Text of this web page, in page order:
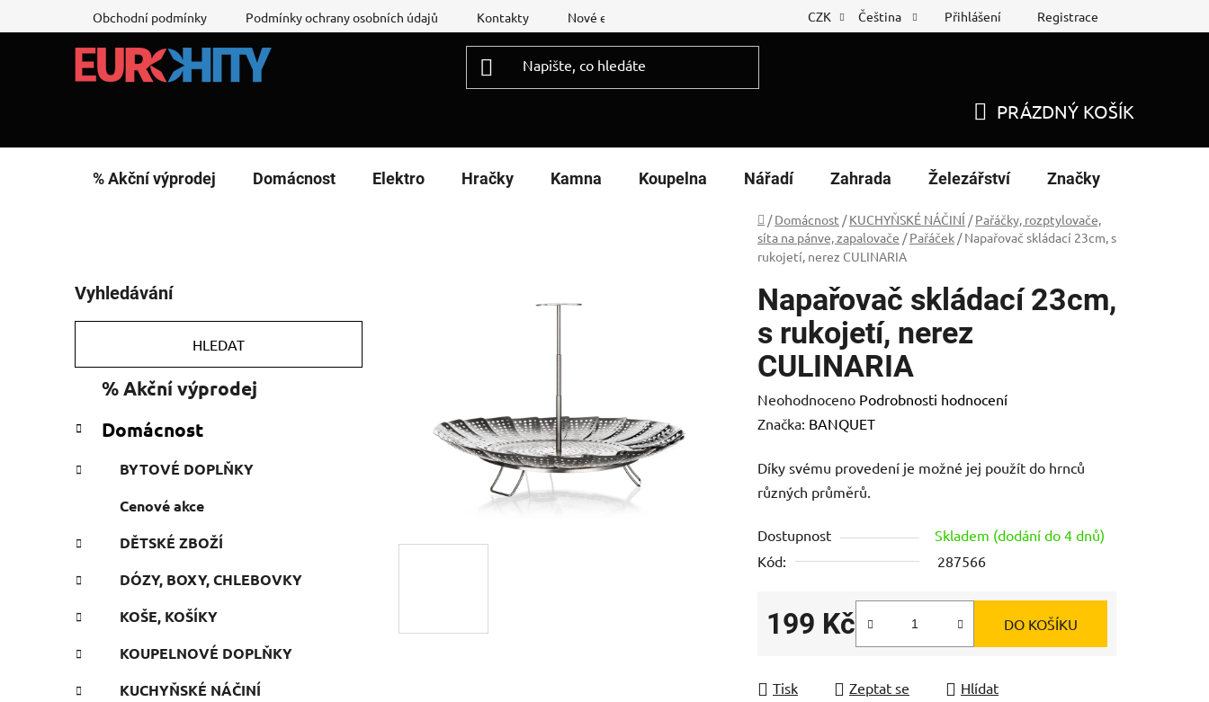
na
Obchodní podmínky Podmínky ochrany osobních údajů Kontakty Nové energetické štítky Reklamační list Nákup na splátky
CZK Čeština Přihlášení Registrace
KOŠÍK
PRÁZDNÝ KOŠÍK
% Akční výprodej Domácnost Elektro Hračky Kamna Koupelna Nářadí Zahrada Železářství Značky
Domů
/ Domácnost / KUCHYŇSKÉ NÁČINÍ / Pařáčky, rozptylovače,
síta na pánve, zapalovače / Pařáček / Napařovač skládací 23cm, s
rukojetí, nerez CULINARIA
o
s
r
n
í
n
e
l
Vyhledávání
HLEDAT
kategorie
e
o
e
% Akční výprodej
Domácnost
BYTOVÉ DOPLŇKY
Cenové akce
DĚTSKÉ ZBOŽÍ
DÓZY, BOXY, CHLEBOVKY
KOŠE, KOŠÍKY
KOUPELNOVÉ DOPLŇKY
KUCHYŇSKÉ NÁČINÍ
Napařovač skládací 23cm,
s rukojetí, nerez
CULINARIA
Průměrné
hodnocení
je
0,0
5
hvězdiček.
Neohodnoceno Podrobnosti hodnocení
Značka: BANQUET
Díky svému provedení je možné jej použít do hrnců
různých průměrů.
Dostupnost
Skladem (dodání do 4 dnů)
Kód:
287566
199 Kč DO KOŠÍKU
Tisk Zeptat se
Hlídat